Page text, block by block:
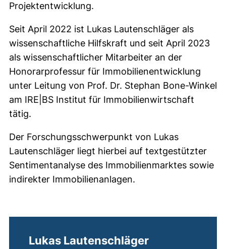
Projektentwicklung.
Seit April 2022 ist Lukas Lautenschläger als
wissenschaftliche Hilfskraft und seit April 2023
als wissenschaftlicher Mitarbeiter an der
Honorarprofessur für Immobilienentwicklung
unter Leitung von Prof. Dr. Stephan Bone-Winkel
am IRE|BS Institut für Immobilienwirtschaft
tätig.
Der Forschungsschwerpunkt von Lukas
Lautenschläger liegt hierbei auf textgestützter
Sentimentanalyse des Immobilienmarktes sowie
indirekter Immobilienanlagen.
Lukas Lautenschläger